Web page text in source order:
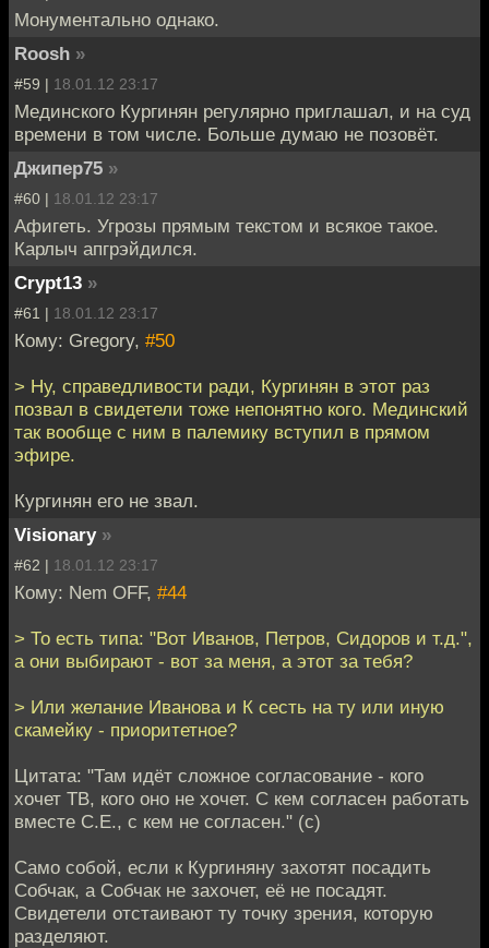
Монументально однако.
Roosh »
#59 | 18.01.12 23:17
Мединского Кургинян регулярно приглашал, и на суд
времени в том числе. Больше думаю не позовёт.
Джипер75 »
#60 | 18.01.12 23:17
Афигеть. Угрозы прямым текстом и всякое такое.
Карлыч апгрэйдился.
Crypt13 »
#61 | 18.01.12 23:17
Кому: Gregory, #50
> Ну, справедливости ради, Кургинян в этот раз
позвал в свидетели тоже непонятно кого. Мединский
так вообще с ним в палемику вступил в прямом
эфире.
Кургинян его не звал.
Visionary »
#62 | 18.01.12 23:17
Кому: Nem OFF, #44
> То есть типа: "Вот Иванов, Петров, Сидоров и т.д.",
а они выбирают - вот за меня, а этот за тебя?
> Или желание Иванова и К сесть на ту или иную
скамейку - приоритетное?
Цитата: "Там идёт сложное согласование - кого
хочет ТВ, кого оно не хочет. С кем согласен работать
вместе С.Е., с кем не согласен." (с)
Само собой, если к Кургиняну захотят посадить
Собчак, а Собчак не захочет, её не посадят.
Свидетели отстаивают ту точку зрения, которую
разделяют.